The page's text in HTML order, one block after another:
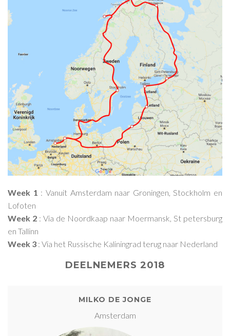
Week 1 : Vanuit Amsterdam naar Groningen, Stockholm en
Lofoten
Week 2 : Via de Noordkaap naar Moermansk, St petersburg
en Tallinn
Week 3 : Via het Russische Kaliningrad terug naar Nederland
DEELNEMERS 2018
MILKO DE JONGE
Amsterdam